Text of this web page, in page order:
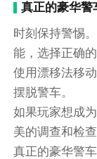
真正的豪华警
时刻保持警惕
能，选择正确的
使用漂移法移
摆脱警车。
如果玩家想成
美的调查和检查
真正的豪华警